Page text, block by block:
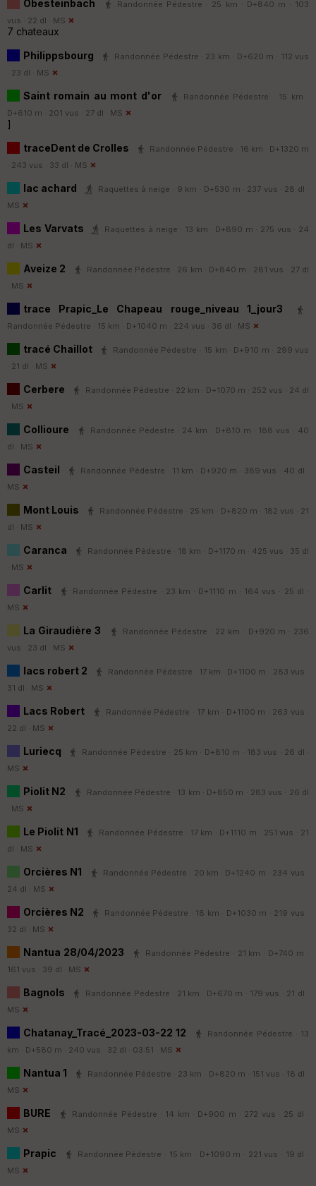
Obesteinbach
Randonnée Pédestre · 25 km · D+840 m · 103
vus · 22 dl · MS
7 chateaux
Philippsbourg
Randonnée Pédestre · 23 km · D+620 m · 112 vus
· 23 dl · MS
Saint romain au mont d'or
Randonnée Pédestre · 15 km ·
D+610 m · 201 vus · 27 dl · MS
]
traceDent de Crolles
Randonnée Pédestre · 16 km · D+1320 m
· 243 vus · 33 dl · MS
lac achard
Raquettes à neige · 9 km · D+530 m · 237 vus · 28 dl ·
MS
Les Varvats
Raquettes à neige · 13 km · D+890 m · 275 vus · 24
dl · MS
Aveize 2
Randonnée Pédestre · 26 km · D+840 m · 281 vus · 27 dl
· MS
trace Prapic_Le Chapeau rouge_niveau 1_jour3
Randonnée Pédestre · 15 km · D+1040 m · 224 vus · 36 dl · MS
tracé Chaillot
Randonnée Pédestre · 15 km · D+910 m · 299 vus
· 21 dl · MS
Cerbere
Randonnée Pédestre · 22 km · D+1070 m · 252 vus · 24 dl
· MS
Collioure
Randonnée Pédestre · 24 km · D+810 m · 188 vus · 40
dl · MS
Casteil
Randonnée Pédestre · 11 km · D+920 m · 389 vus · 40 dl ·
MS
Mont Louis
Randonnée Pédestre · 25 km · D+820 m · 182 vus · 21
dl · MS
Caranca
Randonnée Pédestre · 18 km · D+1170 m · 425 vus · 35 dl
· MS
Carlit
Randonnée Pédestre · 23 km · D+1110 m · 164 vus · 25 dl ·
MS
La Giraudière 3
Randonnée Pédestre · 22 km · D+920 m · 236
vus · 23 dl · MS
lacs robert 2
Randonnée Pédestre · 17 km · D+1100 m · 283 vus ·
31 dl · MS
Lacs Robert
Randonnée Pédestre · 17 km · D+1100 m · 263 vus ·
22 dl · MS
Luriecq
Randonnée Pédestre · 25 km · D+810 m · 183 vus · 26 dl ·
MS
Piolit N2
Randonnée Pédestre · 13 km · D+850 m · 283 vus · 26 dl
· MS
Le Piolit N1
Randonnée Pédestre · 17 km · D+1110 m · 251 vus · 21
dl · MS
Orcières N1
Randonnée Pédestre · 20 km · D+1240 m · 234 vus ·
24 dl · MS
Orcières N2
Randonnée Pédestre · 18 km · D+1030 m · 219 vus ·
32 dl · MS
Nantua 28/04/2023
Randonnée Pédestre · 21 km · D+740 m ·
161 vus · 39 dl · MS
Bagnols
Randonnée Pédestre · 21 km · D+670 m · 179 vus · 21 dl ·
MS
Chatanay_Tracé_2023-03-22 12
Randonnée Pédestre · 13
km · D+580 m · 240 vus · 32 dl · 03:51 · MS
Nantua 1
Randonnée Pédestre · 23 km · D+820 m · 151 vus · 18 dl ·
MS
BURE
Randonnée Pédestre · 14 km · D+900 m · 272 vus · 25 dl ·
MS
Prapic
Randonnée Pédestre · 15 km · D+1090 m · 221 vus · 19 dl ·
MS